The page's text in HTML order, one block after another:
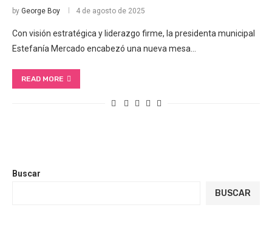
by George Boy 4 de agosto de 2025
Con visión estratégica y liderazgo firme, la presidenta municipal
Estefanía Mercado encabezó una nueva mesa…
READ MORE
Buscar
BUSCAR